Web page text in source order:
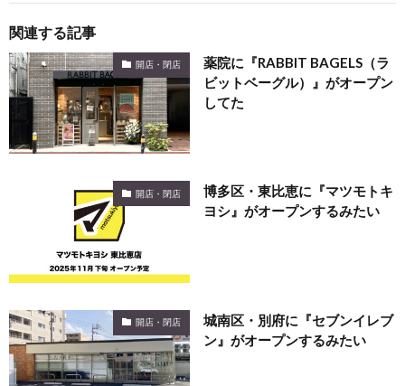
関連する記事
開店・閉店
薬院に『RABBIT BAGELS（ラ
ビットベーグル）』がオープン
してた
開店・閉店
博多区・東比恵に『マツモトキ
ヨシ』がオープンするみたい
開店・閉店
城南区・別府に『セブンイレブ
ン』がオープンするみたい